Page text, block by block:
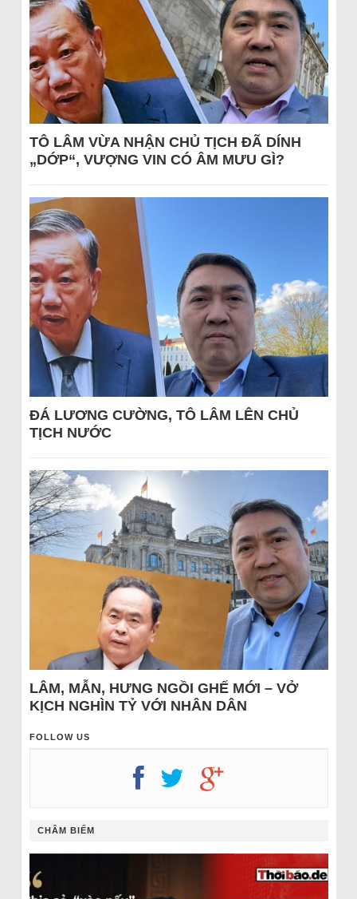
TÔ LÂM VỪA NHẬN CHỦ TỊCH ĐÃ DÍNH
„DỚP“, VƯỢNG VIN CÓ ÂM MƯU GÌ?
ĐÁ LƯƠNG CƯỜNG, TÔ LÂM LÊN CHỦ
TỊCH NƯỚC
LÂM, MẪN, HƯNG NGỒI GHẾ MỚI – VỞ
KỊCH NGHÌN TỶ VỚI NHÂN DÂN
FOLLOW US
CHÂM BIẾM